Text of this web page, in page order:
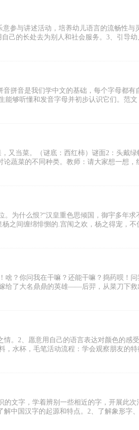
参与讲述活动，培养幼儿语言的流畅性与
己的长处去为别人和社会服务。3、引导幼
拼音是我们学中文的基础，每个字母都有
能够听懂和发音字母并初步认识它们。范文
又当菜。（谜底：西红柿）谜面2：头戴绿
蔬菜的不同种类。教师：请大家想一想，
为什么恨?“汉皇重色思倾国，御宇多年求
之间缠绵悱恻的.宫闱之欢，杨之得宠，不
？你问我在干嘛？还能干嘛？捣药呗！问
给了大名鼎鼎的英雄——后羿，从菜刀下救
。2、愿意用自己的语言表达对颜色的感
，水杯，毛笔活动流程：学会观察朋友的特
文字，学着辨别一些相近的字，开展此次
中国汉字的起源和特点。2、了解象形字